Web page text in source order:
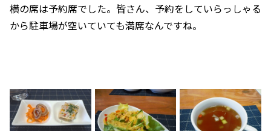
横の席は予約席でした。皆さん、予約をしていらっしゃる
から駐車場が空いていても満席なんですね。